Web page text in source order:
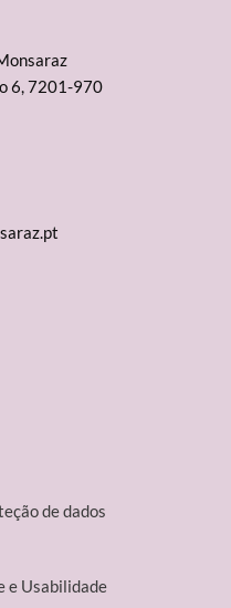
6, 7201-970
de dados
e Usabilidade